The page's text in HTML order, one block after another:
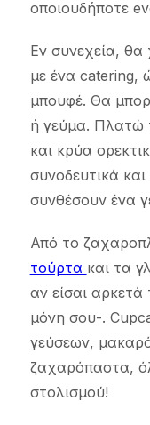
οποιουδήποτε
Εν συνεχεία, θα
με ένα catering,
μπουφέ. Θα
ή γεύμα. Πλατώ
και κρύα
συνοδευτικά
συνθέσουν ένα
Από το
τούρτα και τα
αν είσαι αρκετά
μόνη σου-.
γεύσεων,
ζαχαρόπαστα,
στολισμού!